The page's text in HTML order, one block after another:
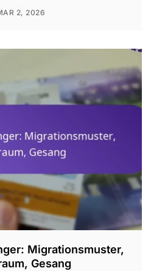
2, 2026
Migrationsmuster,
Gesang